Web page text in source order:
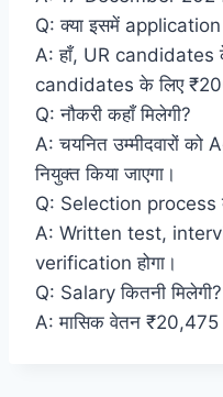
Q: क्या इसमें application
A: हाँ, UR
candidates के लिए
Q: नौकरी कहाँ मिलेगी?
A: चयनित उम्मीदवारों
नियुक्त किया जाएगा।
Q: Selection process
A: Written test,
verification होगा।
Q: Salary कितनी मिलेगी?
A: मासिक वेतन ₹20,475